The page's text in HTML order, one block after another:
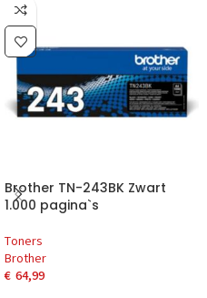
Brother TN-243BK Zwart
1.000 pagina`s
Toners
Brother
€ 64,99